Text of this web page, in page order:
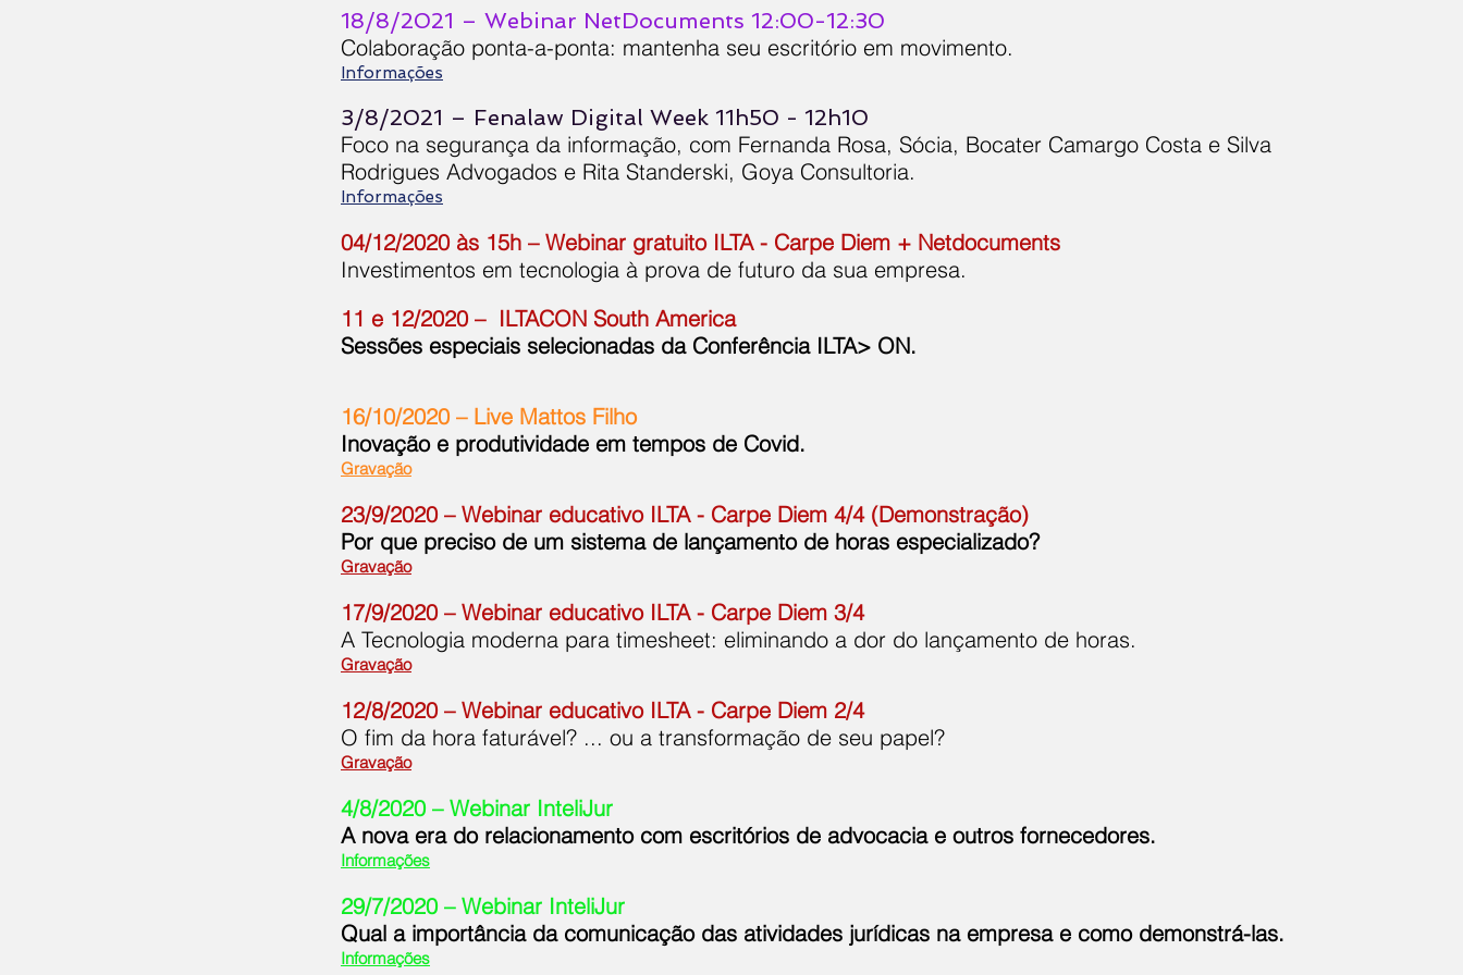
18/8/2021 – Webinar NetDocuments 12:00-12:30
Colaboração ponta-a-ponta: mantenha seu escritório em movimento.
Informações
3/8/2021 – Fenalaw Digital Week 11h50 - 12h10
Foco na segurança da informação, com Fernanda Rosa, Sócia, Bocater Camargo Costa e Silva
Rodrigues Advogados e Rita Standerski, Goya Consultoria.
Informações
04/12/2020 às 15h – Webinar gratuito ILTA - Carpe Diem + Netdocuments
Investimentos em tecnologia à prova de futuro da sua empresa.
11 e 12/2020 – ILTACON South America
Sessões especiais selecionadas da Conferência ILTA> ON.
16/10/2020 – Live Mattos Filho
Inovação e produtividade em tempos de Covid.
Gravação
23/9/2020 – Webinar educativo ILTA - Carpe Diem 4/4 (Demonstração)
Por que preciso de um sistema de lançamento de horas especializado?
Gravação
17/9/2020 – Webinar educativo ILTA - Carpe Diem 3/4
A Tecnologia moderna para timesheet: eliminando a dor do lançamento de horas.
Gravação
12/8/2020 – Webinar educativo ILTA - Carpe Diem 2/4
O fim da hora faturável? ... ou a transformação de seu papel?
Gravação
4/8/2020 – Webinar InteliJur
A nova era do relacionamento com escritórios de advocacia e outros fornecedores.
Informações
29/7/2020 – Webinar InteliJur
Qual a importância da comunicação das atividades jurídicas na empresa e como demonstrá-las.
Informações